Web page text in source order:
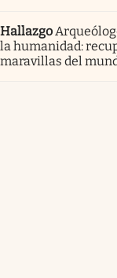
Hallazgo
la humanidad:
maravillas del